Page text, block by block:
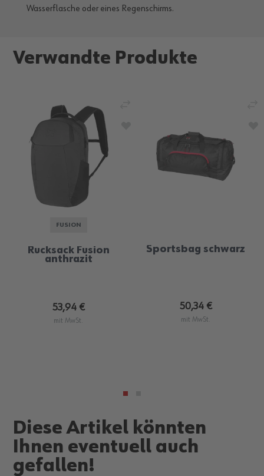
Wasserflasche oder eines Regenschirms.
Verwandte Produkte
FUSION
Rucksack Fusion
anthrazit
53,94 €
mit MwSt.
Sportsbag schwarz
50,34 €
mit MwSt.
Diese Artikel könnten
Ihnen eventuell auch
gefallen!